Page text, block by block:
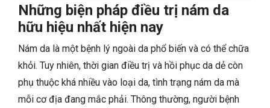
Những biện pháp điều trị nám da
hữu hiệu nhất hiện nay
Nám da là một bệnh lý ngoài da phổ biến và có thể chữa
khỏi. Tuy nhiên, thời gian điều trị và hồi phục da dẻ còn
phụ thuộc khá nhiều vào loại da, tình trạng nám da mà
mỗi cơ địa đang mắc phải. Thông thường, người bệnh